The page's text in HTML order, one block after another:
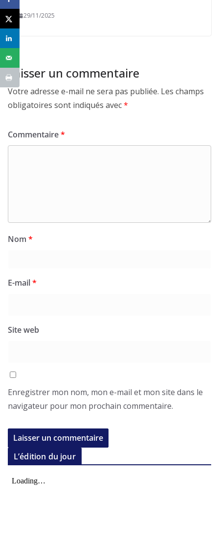
29/11/2025
Laisser un commentaire
Votre adresse e-mail ne sera pas publiée. Les champs
obligatoires sont indiqués avec*
Commentaire*
Nom *
E-mail*
Site web
Enregistrer mon nom, mon e-mail et mon site dans le
navigateur pour mon prochain commentaire.
L’édition du jour